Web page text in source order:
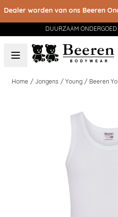
Dealer worden van ons Beeren
DUURZAAM
Home / Jongens / Young / Beeren